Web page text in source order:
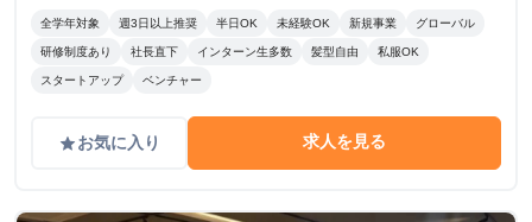
全学年対象 週3日以上推奨 半日OK 未経験OK 新規事業 グローバル
研修制度あり 社長直下 インターン生多数 髪型自由 私服OK
スタートアップ ベンチャー
gradeお気に入り 求人を見る